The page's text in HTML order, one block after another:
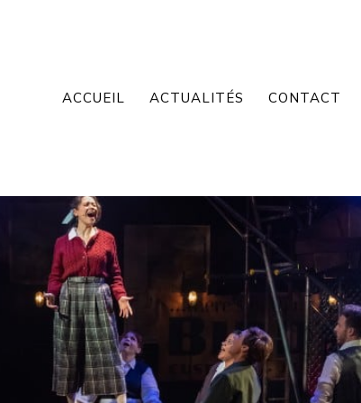
ACCUEIL ACTUALITÉS CONTACT